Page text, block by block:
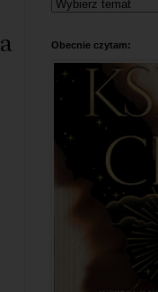
Obecnie czytam: